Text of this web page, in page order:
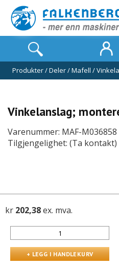
Produkter/Deler/Mafell /
Vinkelanslag;
Varenummer: MAF-M036858
Tilgjengelighet: (Ta kontakt)
kr 202,38ex. mva.